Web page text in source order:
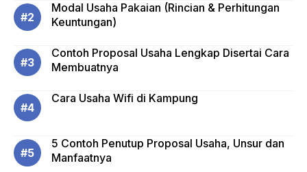
Modal Usaha Pakaian (Rincian & Perhitungan
Keuntungan)
Contoh Proposal Usaha Lengkap Disertai Cara
Membuatnya
Cara Usaha Wifi di Kampung
5 Contoh Penutup Proposal Usaha, Unsur dan
Manfaatnya